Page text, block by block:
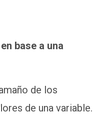
base a una
de los
de una variable.